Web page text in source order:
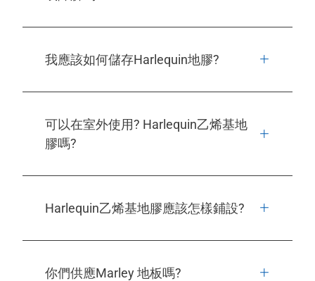
我應該如何儲存Harlequin地膠?
可以在室外使用? Harlequin乙烯基地
膠嗎?
Harlequin乙烯基地膠應該怎樣鋪設?
你們供應Marley 地板嗎?